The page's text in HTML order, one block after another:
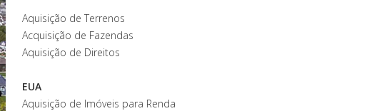
Aquisição de Terrenos
Acquisição de Fazendas
Aquisição de Direitos
EUA
Aquisição de Imóveis para Renda